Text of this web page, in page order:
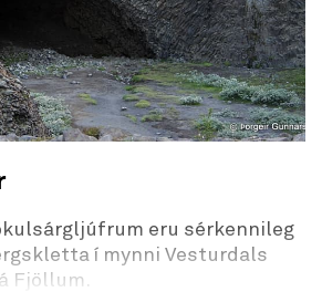
eru sérkennileg
í mynni Vesturdals
Fjöllum.